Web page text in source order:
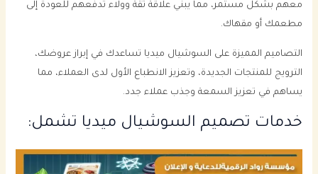
معهم بشكل مستمر، مما يبني علاقة ثقة وولاء تدفعهم للعودة إلى
مطعمك أو مقهاك.
التصاميم المميزة على السوشيال ميديا تساعدك في إبراز عروضك،
الترويج للمنتجات الجديدة، وتعزيز الانطباع الأول لدى العملاء، مما
يساهم في تعزيز السمعة وجذب عملاء جدد.
خدمات تصميم السوشيال ميديا تشمل: